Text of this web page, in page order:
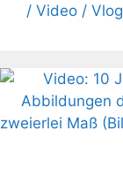
/ Video / Vlog